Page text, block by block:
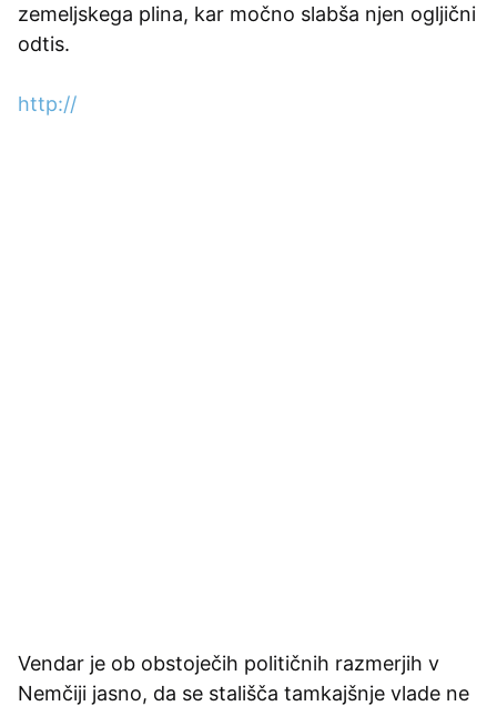
zemeljskega plina, kar močno slabša njen ogljični
odtis.
http://
Vendar je ob obstoječih političnih razmerjih v
Nemčiji jasno, da se stališča tamkajšnje vlade ne